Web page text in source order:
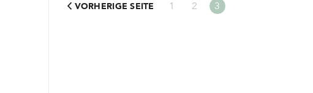
VORHERIGE SEITE 1 2 3